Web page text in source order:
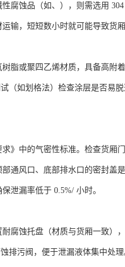
腐蚀品（如、），则需选用
输，短短数小时就可能导致货
脂或聚四乙烯材质，具备高附
（如划格法）检查涂层是否易
》中的气密性标准。检查货厢
通风口、底部排水口的密封盖
泄漏率低于 0.5%/ 小时。​
腐蚀托盘（材质与货厢一致）
排污阀，便于泄漏液体集中处